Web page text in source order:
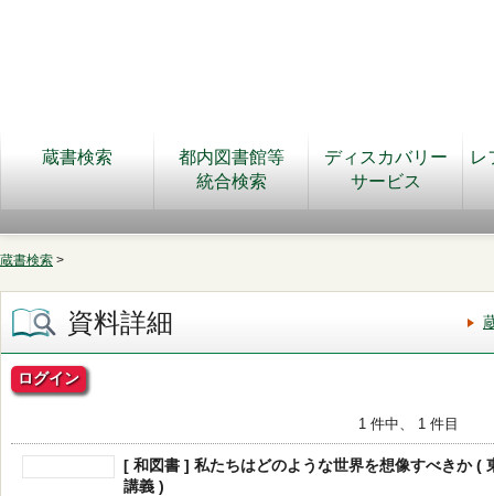
蔵書検索
都内図書館等
統合検索
ディスカバリー
サービス
レ
蔵書検索 >
資料詳細
ログイン
1 件中、 1 件目
[ 和図書 ] 私たちはどのような世界を想像すべきか (
講義 )